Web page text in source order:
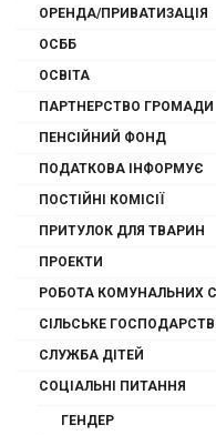
ОРЕНДА/ПРИВАТИЗАЦІЯ
ОСББ
ОСВІТА
ПАРТНЕРСТВО ГРОМАДИ
ПЕНСІЙНИЙ ФОНД
ПОДАТКОВА ІНФОРМУЄ
ПОСТІЙНІ КОМІСІЇ
ПРИТУЛОК ДЛЯ ТВАРИН
ПРОЕКТИ
РОБОТА КОМУНАЛЬНИХ
СІЛЬСЬКЕ
СЛУЖБА ДІТЕЙ
СОЦІАЛЬНІ ПИТАННЯ
ГЕНДЕР